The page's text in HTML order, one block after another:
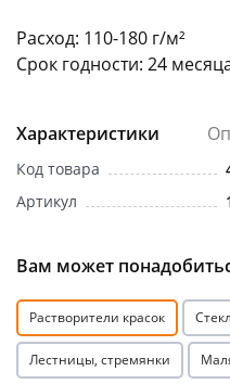
Расход: 110-180 г/м²
Срок годности: 24
Характеристики
Код товара
Артикул
Вам может
Растворители красок
Лестницы, стремянки